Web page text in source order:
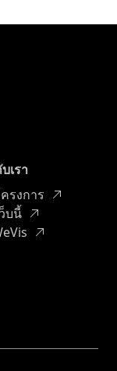
เรา
รงการ
บนี้